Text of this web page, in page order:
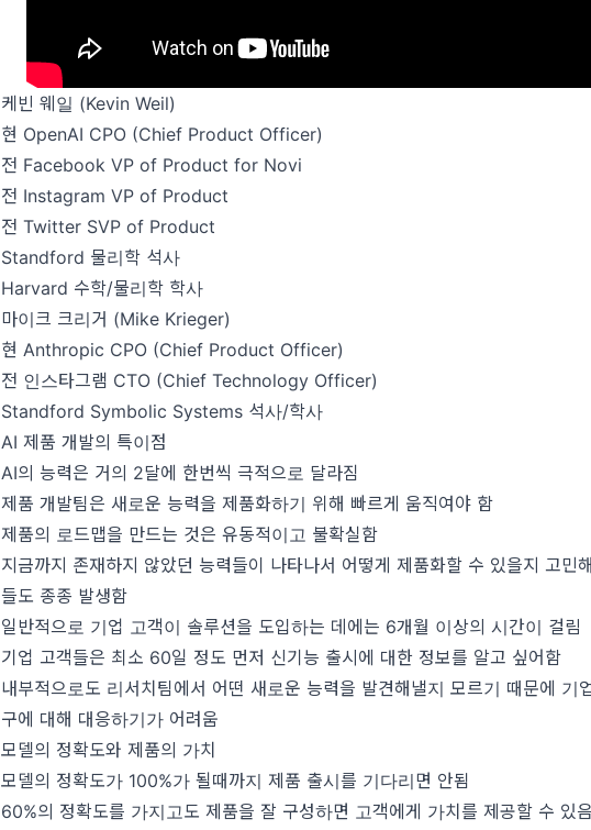
케빈 웨일 (Kevin Weil)
현 OpenAI CPO (Chief Product Officer)
전 FacebookVP of Product for Novi
전 Instagram VP of Product
전 Twitter SVP of Product
Standford 물리학 석사
Harvard 수학/물리학 학사
마이크 크리거 (Mike Krieger)
현 Anthropic CPO (Chief Product Officer)
전 인스타그램 CTO (Chief Technology Officer)
Standford Symbolic Systems 석사/학사
AI 제품 개발의 특이점
AI의 능력은 거의 2달에 한번씩 극적으로 달라짐
제품 개발팀은 새로운 능력을 제품화하기 위해 빠르게 움직여야 함
제품의 로드맵을 만드는 것은 유동적이고 불확실함
지금까지 존재하지 않았던 능력들이 나타나서 어떻게 제품화할 수 있을지 고민
들도 종종 발생함
일반적으로 기업 고객이 솔루션을 도입하는 데에는 6개월 이상의 시간이 걸림
기업 고객들은 최소 60일 정도 먼저 신기능 출시에 대한 정보를 알고 싶어함
내부적으로도 리서치팀에서 어떤 새로운 능력을 발견해낼지 모르기 때문에 기
구에 대해 대응하기가 어려움
모델의 정확도와 제품의 가치
모델의 정확도가 100%가 될때까지 제품 출시를 기다리면 안됨
60%의 정확도를 가지고도 제품을 잘 구성하면 고객에게 가치를 제공할 수 있음